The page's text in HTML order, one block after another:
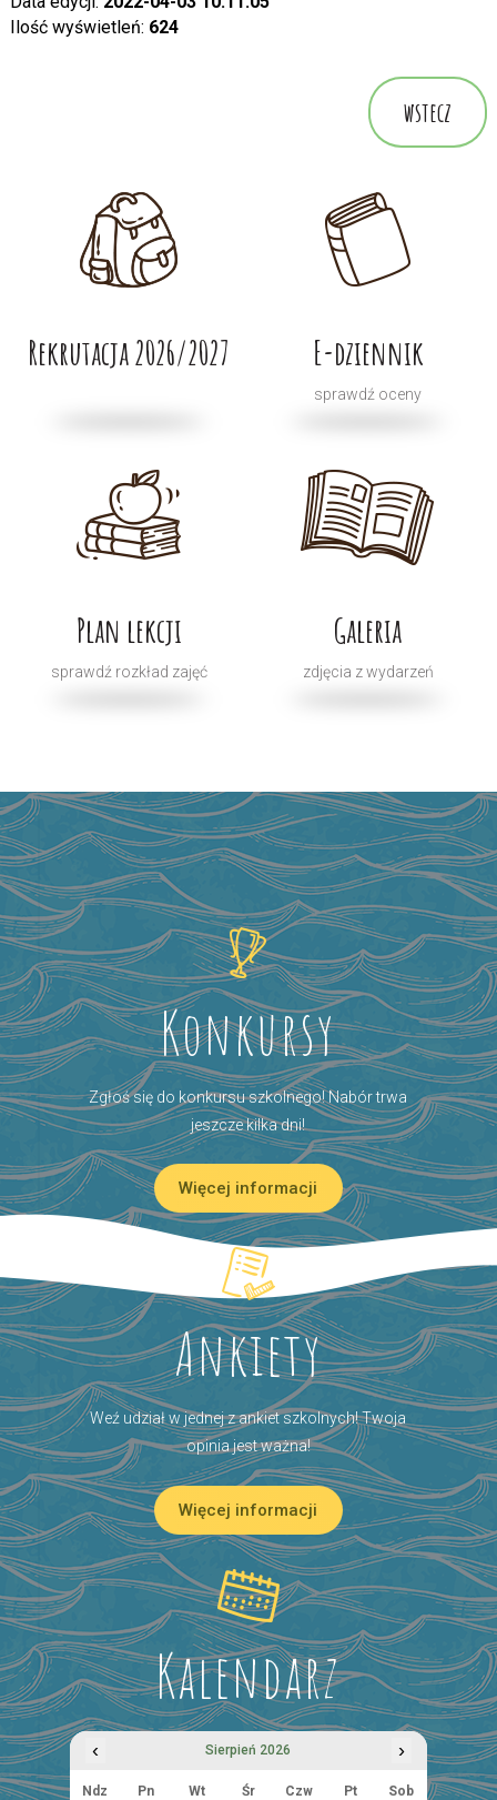
Ilość wyświetleń: 624
wstecz
Rekrutacja 2026/2027 E-dziennik
sprawdź oceny
Plan lekcji
sprawdź rozkład zajęć
Galeria
zdjęcia z wydarzeń
Konkursy
Zgłoś się do konkursu szkolnego! Nabór trwa
jeszcze kilka dni!
Więcej informacji
Ankiety
Weź udział w jednej z ankiet szkolnych! Twoja
opinia jest ważna!
Więcej informacji
Kalendarz
‹ Sierpień 2026 ›
Ndz Pn Wt Śr Czw Pt
Sob